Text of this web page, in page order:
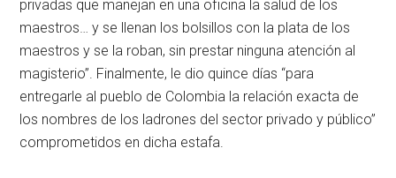
privadas que manejan en una oficina la salud de los
maestros… y se llenan los bolsillos con la plata de los
maestros y se la roban, sin prestar ninguna atención al
magisterio”. Finalmente, le dio quince días “para
entregarle al pueblo de Colombia la relación exacta de
los nombres de los ladrones del sector privado y público”
comprometidos en dicha estafa.